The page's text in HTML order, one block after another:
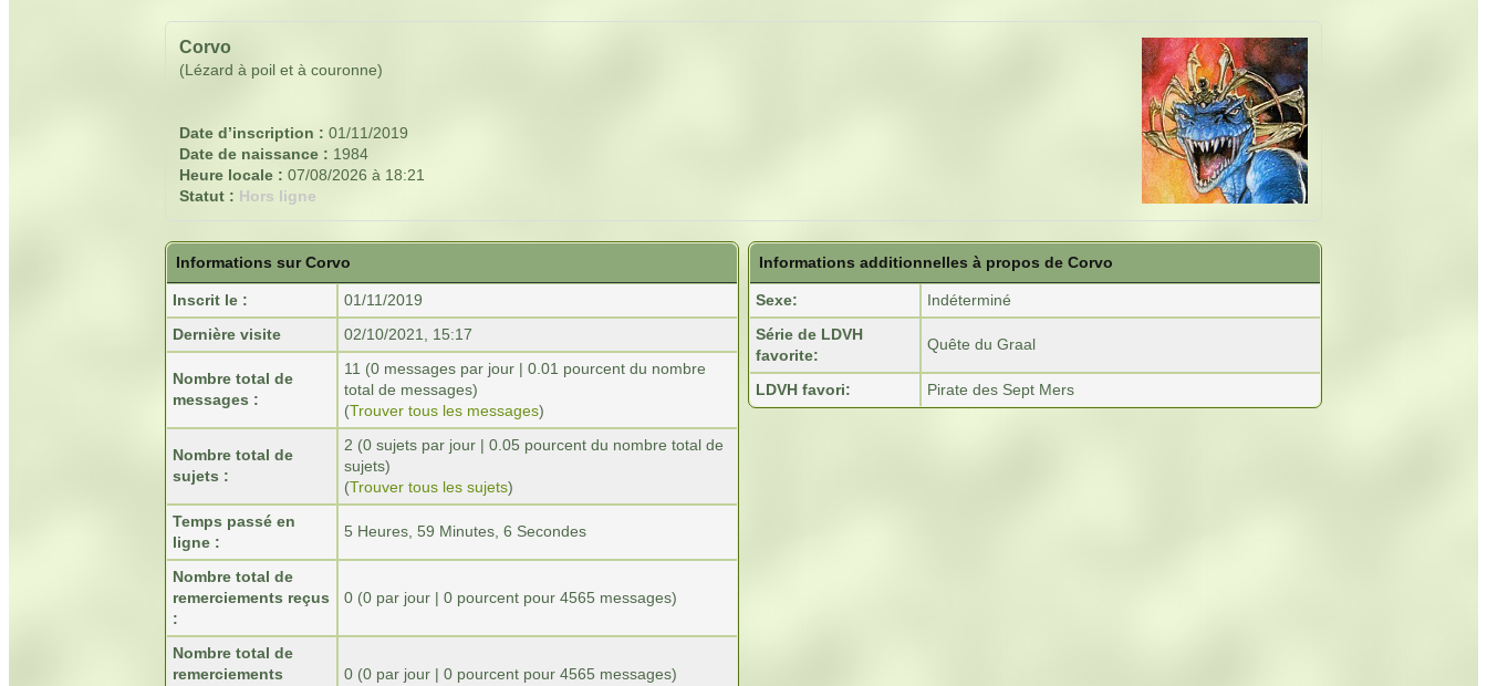
Corvo
(Lézard à poil et à couronne)
Date d’inscription : 01/11/2019
Date de naissance : 1984
Heure locale : 07/08/2026 à 18:21
Statut : Hors ligne
Informations sur Corvo
Inscrit le :
01/11/2019
Dernière visite
02/10/2021, 15:17
Nombre total de
messages :
11 (0 messages par jour | 0.01 pourcent du nombre
total de messages)
(Trouver tous les messages)
Nombre total de
sujets :
2 (0 sujets par jour | 0.05 pourcent du nombre total de
sujets)
(Trouver tous les sujets)
Temps passé en
ligne :
5 Heures, 59 Minutes, 6 Secondes
Nombre total de
remerciements reçus
:
0(0 par jour | 0 pourcent pour 4565 messages)
Nombre total de
remerciements
0 (0 par jour | 0 pourcent pour 4565 messages)
Informations additionnelles à propos de Corvo
Sexe:
Indéterminé
Série de LDVH
favorite:
Quête du Graal
LDVH favori: Pirate des Sept Mers